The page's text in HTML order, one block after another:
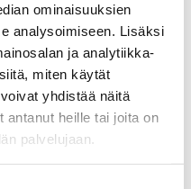
ominaisuuksien
analysoimiseen. Lisäksi
ja analytiikka-
miten käytät
yhdistää näitä
antanut heille tai joita on
palvelujaan.
vakaviin
korjauksiin.
tehokkuuden
korroosiota koko